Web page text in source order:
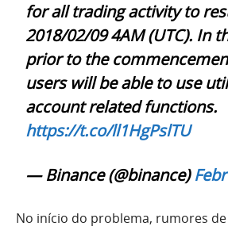
for all trading activity to
2018/02/09 4AM (UTC). In
prior to the
users will be able to use
account related functions.
https://t.co/ll1HgPslTU
— Binance (@binance)
No início do problema, rumores